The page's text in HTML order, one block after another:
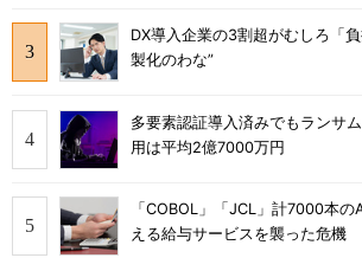
DX導入企業の3割超がむしろ「
製化のわな”
多要素認証導入済みでもランサ
用は平均2億7000万円
「COBOL」「JCL」計7000本
える給与サービスを襲った危機